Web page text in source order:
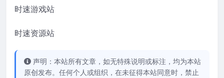
时速游戏站
时速资源站
声明：本站所有文章，如无特殊说明或标注，均为本站
原创发布。任何个人或组织，在未征得本站同意时，禁止